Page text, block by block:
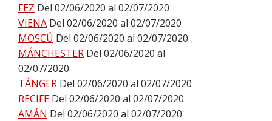
FEZ Del 02/06/2020 al 02/07/2020
VIENA Del 02/06/2020 al 02/07/2020
MOSCÚ Del 02/06/2020 al 02/07/2020
MÁNCHESTER Del 02/06/2020 al
02/07/2020
TÁNGER Del 02/06/2020 al 02/07/2020
RECIFE Del 02/06/2020 al 02/07/2020
AMÁN Del 02/06/2020 al 02/07/2020